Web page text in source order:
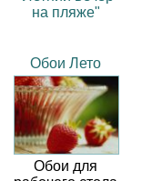
на пляже"
Обои Лето
Обои для